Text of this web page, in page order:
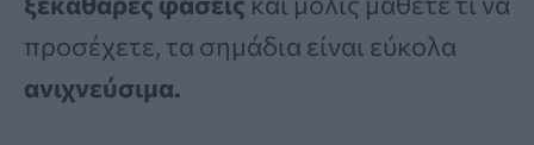
προσέχετε, τα σημάδια είναι εύκολα
ανιχνεύσιμα.